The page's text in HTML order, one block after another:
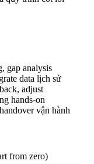
gap analysis
data lịch sử
adjust
hands-on
vận hành
from zero)